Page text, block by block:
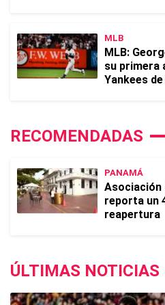
MLB
MLB:
su primera
Yankees
RECOMENDADAS
PANAMÁ
Asociación
reporta un
reapertura
ÚLTIMAS NOTICIAS